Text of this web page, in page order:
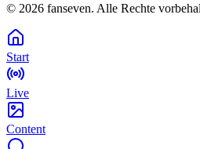
© 2026 fanseven. Alle Rechte
Start
Live
Content